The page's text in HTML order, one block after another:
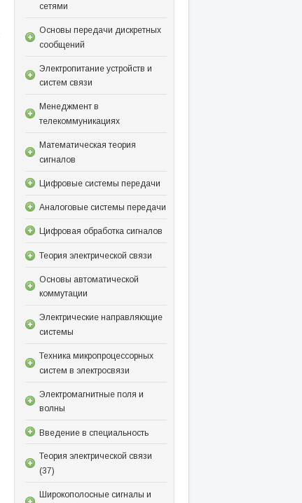
сетями
Основы передачи дискретных
сообщений
Электропитание устройств и
систем связи
Менеджмент в
телекоммуникациях
Математическая теория
сигналов
Цифровые системы передачи
Аналоговые системы передачи
Цифровая обработка сигналов
Теория электрической связи
Основы автоматической
коммутации
Электрические направляющие
системы
Техника микропроцессорных
систем в электросвязи
Электромагнитные поля и
волны
Введение в специальность
Теория электрической связи
(37)
Широкополосные сигналы и